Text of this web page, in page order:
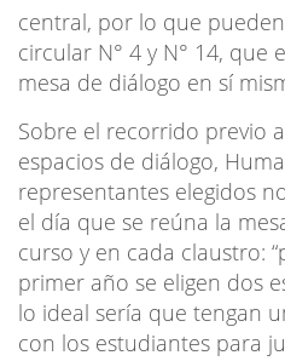
central, por lo que
circular N° 4 y N° 14, que
mesa de diálogo en sí
Sobre el recorrido previo
espacios de diálogo,
representantes elegidos
el día que se reúna la
curso y en cada claustro:
primer año se eligen dos
lo ideal sería que tengan
con los estudiantes para